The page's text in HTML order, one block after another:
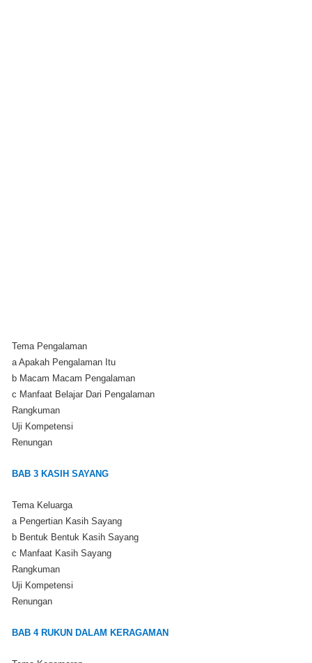
Tema Pengalaman
a Apakah Pengalaman Itu
b Macam Macam Pengalaman
c Manfaat Belajar Dari Pengalaman
Rangkuman
Uji Kompetensi
Renungan
BAB 3 KASIH SAYANG
Tema Keluarga
a Pengertian Kasih Sayang
b Bentuk Bentuk Kasih Sayang
c Manfaat Kasih Sayang
Rangkuman
Uji Kompetensi
Renungan
BAB 4 RUKUN DALAM KERAGAMAN